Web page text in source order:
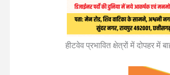
हीटवेव प्रभावित क्षेत्रों में दोपहर में